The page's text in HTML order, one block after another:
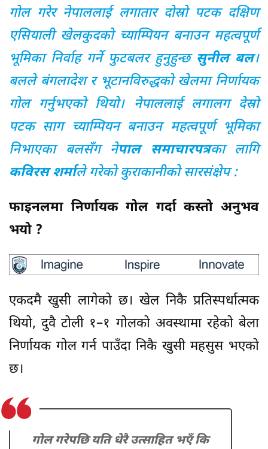
गोल गरेर नेपाललाई लगातार दोस्रो पटक दक्षिण
एसियाली खेलकुदको च्याम्पियन बनाउन महत्वपूर्ण
भूमिका निर्वाह गर्ने फुटबलर हुनुहुन्छ सुनील बल।
बलले बंगलादेश र भूटानविरुद्धको खेलमा निर्णायक
गोल गर्नुभएको थियो। नेपाललाई लगालग देस्रो
पटक साग च्याम्पियन बनाउन महत्वपूर्ण भूमिका
निभाएका बलसँग नेपाल समाचारपत्रका लागि
कविरस शर्माले गरेको कुराकानीको सारसंक्षेप :
फाइनलमा निर्णायक गोल गर्दा कस्तो अनुभव
भयो ?
एकदमै खुसी लागेको छ। खेल निकै प्रतिस्पर्धात्मक
थियो, दुवै टोली १–१ गोलको अवस्थामा रहेको बेला
निर्णायक गोल गर्न पाउँदा निकै खुसी महसुस भएको
छ।
गोल गरेपछि यति धेरै उत्साहित भएँ कि